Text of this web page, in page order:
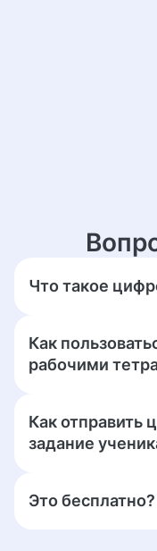
Что такое
Как
рабочими
Как отправить
задание
Это бесплатно?